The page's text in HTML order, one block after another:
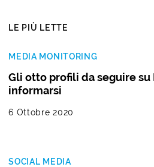
LE PIÙ LETTE
MEDIA MONITORING
Gli otto profili da seguire su
informarsi
6 Ottobre 2020
SOCIAL MEDIA